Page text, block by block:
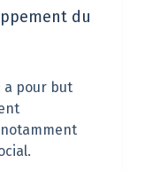
du
a pour but